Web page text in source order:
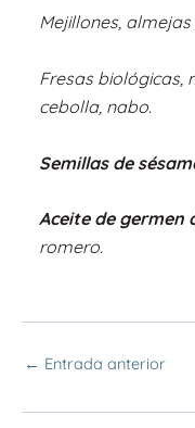
Mejillones,
Fresas biológicas,
cebolla, nabo.
Semillas de
Aceite de germen
romero.
← Entrada anterior